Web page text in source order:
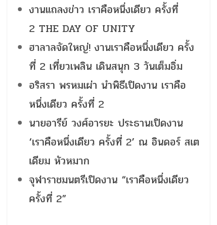
งานแถลงข่าว เราคือหนึ่งเดียว ครั้งที่
2 THE DAY OF UNITY
ฮาลาลจัดใหญ่! งานเราคือหนึ่งเดียว ครั้ง
ที่ 2 เที่ยวเพลิน เดินสนุก 3 วันเต็มอิ่ม
อริสรา พรหมเผ่า นำพิธีเปิดงาน เราคือ
หนึ่งเดียว ครั้งที่ 2
นายอารีย์ วงศ์อารยะ ประธานเปิดงาน
‘เราคือหนึ่งเดียว ครั้งที่ 2’ ณ อินดอร์ สเต
เดียม หัวหมาก
จุฬาราชมนตรีเปิดงาน “เราคือหนึ่งเดียว
ครั้งที่ 2”